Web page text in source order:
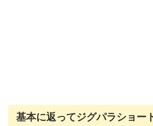
基本に返ってジグパラショー